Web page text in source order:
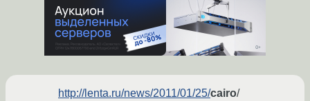
http://lenta.ru/news/2011/01/25/cairo/